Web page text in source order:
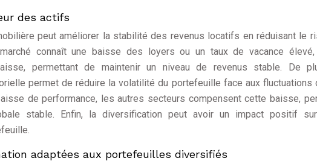
des actifs
peut améliorer la stabilité des revenus locatifs en réduisant le
connaît une baisse des loyers ou un taux de vacance
permettant de maintenir un niveau de revenus stable. De
permet de réduire la volatilité du portefeuille face aux fluctuations
de performance, les autres secteurs compensent cette baisse,
stable. Enfin, la diversification peut avoir un impact positif
adaptées aux portefeuilles diversifiés